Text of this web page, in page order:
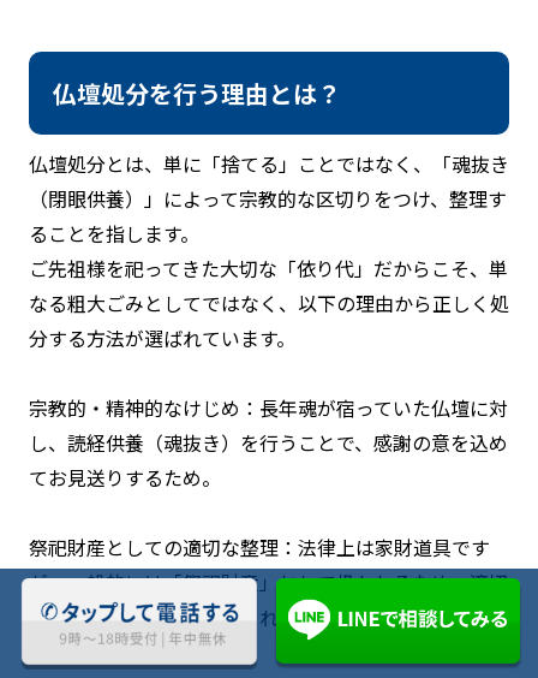
仏壇処分を行う理由とは？
仏壇処分とは、単に「捨てる」ことではなく、「魂抜き
（閉眼供養）」によって宗教的な区切りをつけ、整理す
ることを指します。
ご先祖様を祀ってきた大切な「依り代」だからこそ、単
なる粗大ごみとしてではなく、以下の理由から正しく処
分する方法が選ばれています。
宗教的・精神的なけじめ：長年魂が宿っていた仏壇に対
し、読経供養（魂抜き）を行うことで、感謝の意を込め
てお見送りするため。
祭祀財産としての適切な整理：法律上は家財道具です
が、一般的には「祭祀財産」として扱われるため、適切
な手順を踏むことが求められます。